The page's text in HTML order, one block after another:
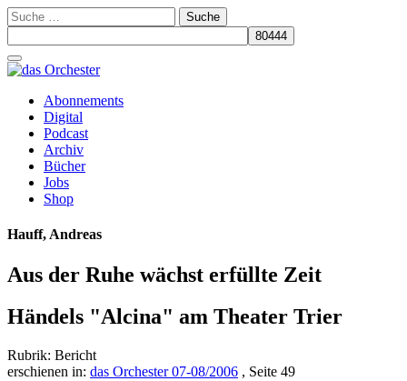
Suche
nach:
Schalte
Navigation
Zum
Inhalt
springen
Abonnements
Digital
Podcast
Archiv
Bücher
Jobs
Shop
Hauff, Andreas
Aus der Ruhe wächst erfüllte Zeit
Händels "Alcina" am Theater Trier
Rubrik: Bericht
erschienen in: das Orchester 07-08/2006 , Seite 49